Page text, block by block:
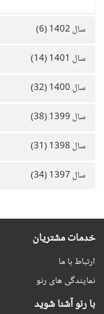
سال 1402 (6)
سال 1401 (14)
سال 1400 (32)
سال 1399 (38)
سال 1398 (31)
سال 1397 (34)
خدمات مشتریان
ارتباط با ما
نمایندگی های رنو
با رنو آشنا شوید